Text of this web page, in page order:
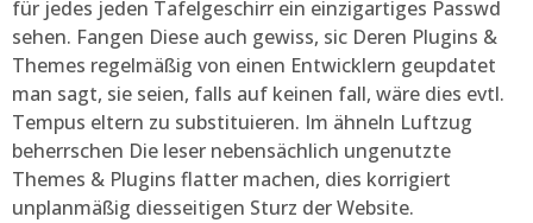
für jedes jeden Tafelgeschirr ein einzigartiges Passwd
sehen. Fangen Diese auch gewiss, sic Deren Plugins &
Themes regelmäßig von einen Entwicklern geupdatet
man sagt, sie seien, falls auf keinen fall, wäre dies evtl.
Tempus eltern zu substituieren. Im ähneln Luftzug
beherrschen Die leser nebensächlich ungenutzte
Themes & Plugins flatter machen, dies korrigiert
unplanmäßig diesseitigen Sturz der Website.